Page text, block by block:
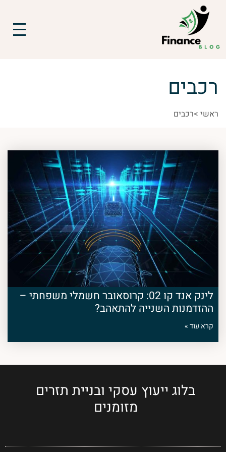
רכבים
ראשי >רכבים
לינק אנד קו 02: קרוסאובר חשמלי משפחתי –
ההזדמנות השנייה להתאהב?
קרא עוד »
בלוג ייעוץ עסקי ובניית תזרים
מזומנים